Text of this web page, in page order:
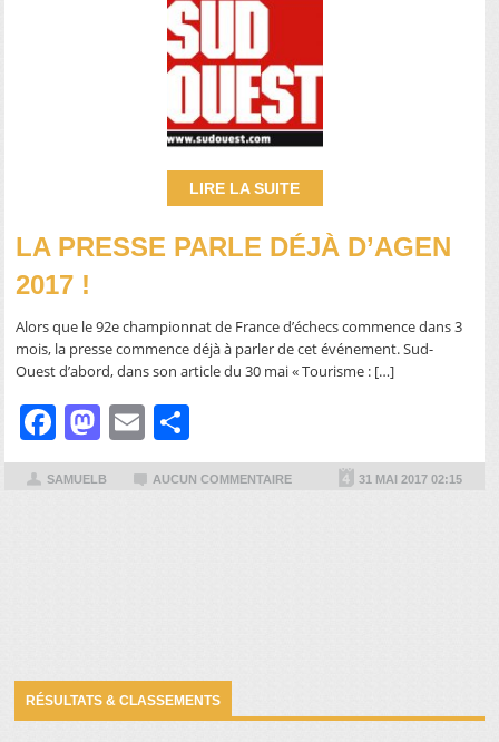
LIRE LA SUITE
LA PRESSE PARLE DÉJÀ D’AGEN
2017 !
Alors que le 92e championnat de France d’échecs commence dans 3
mois, la presse commence déjà à parler de cet événement. Sud-
Ouest d’abord, dans son article du 30 mai « Tourisme : […]
FacebookMastodonEmail
SAMUELB AUCUN COMMENTAIRE 31 MAI 2017 02:15
RÉSULTATS & CLASSEMENTS